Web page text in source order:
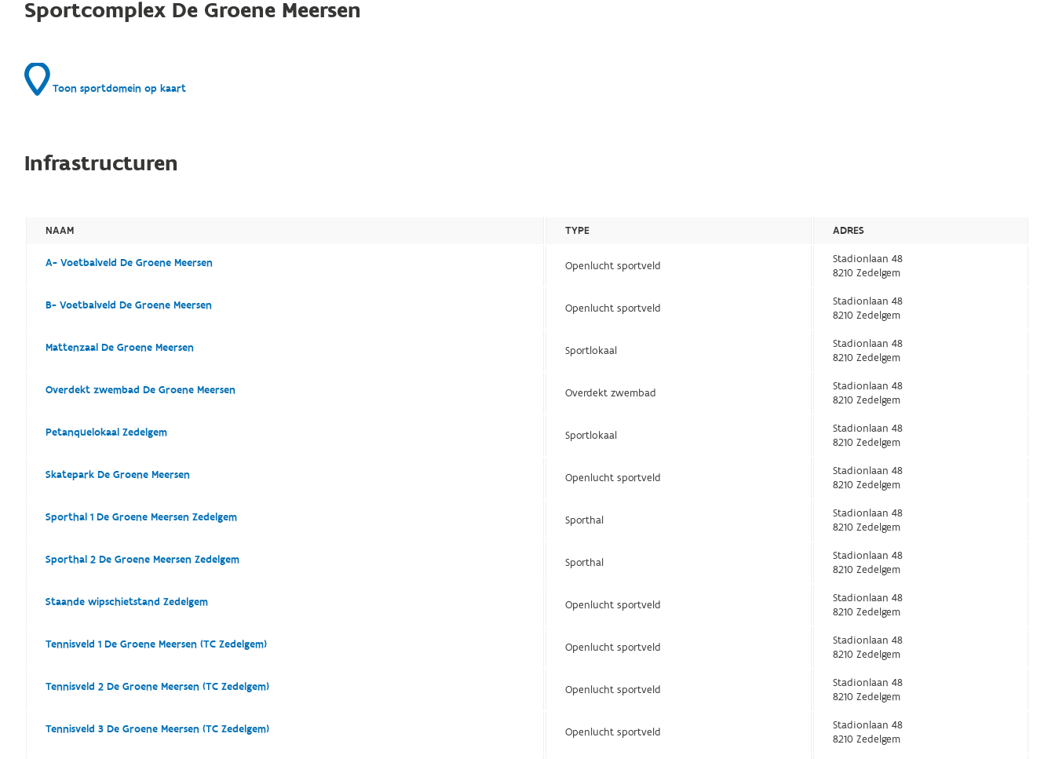
Sportcomplex De Groene Meersen
Toon sportdomein op kaart
Infrastructuren
NAAM TYPE ADRES
A- Voetbalveld De Groene Meersen Openlucht sportveld
Stadionlaan 48
8210 Zedelgem
B- Voetbalveld De Groene Meersen Openlucht sportveld
Stadionlaan 48
8210 Zedelgem
Mattenzaal De Groene Meersen Sportlokaal
Stadionlaan 48
8210 Zedelgem
Overdekt zwembad De Groene Meersen Overdekt zwembad
Stadionlaan 48
8210 Zedelgem
Petanquelokaal Zedelgem Sportlokaal
Stadionlaan 48
8210 Zedelgem
Skatepark De Groene Meersen Openlucht sportveld
Stadionlaan 48
8210 Zedelgem
Sporthal 1 De Groene Meersen Zedelgem Sporthal
Stadionlaan 48
8210 Zedelgem
Sporthal 2 De Groene Meersen Zedelgem Sporthal
Stadionlaan 48
8210 Zedelgem
Staande wipschietstand Zedelgem Openlucht sportveld
Stadionlaan 48
8210 Zedelgem
Tennisveld 1 De Groene Meersen (TC Zedelgem) Openlucht sportveld
Stadionlaan 48
8210 Zedelgem
Tennisveld 2 De Groene Meersen (TC Zedelgem) Openlucht sportveld
Stadionlaan 48
8210 Zedelgem
Tennisveld 3 De Groene Meersen (TC Zedelgem) Openlucht sportveld
Stadionlaan 48
8210 Zedelgem